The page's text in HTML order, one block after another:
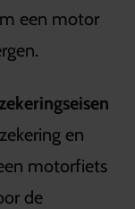
een motor
en
motorfiets
de